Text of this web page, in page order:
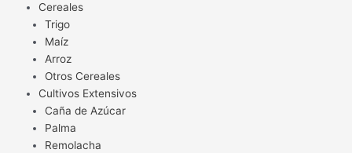
Cereales
Trigo
Maíz
Arroz
Otros Cereales
Cultivos Extensivos
Caña de Azúcar
Palma
Remolacha